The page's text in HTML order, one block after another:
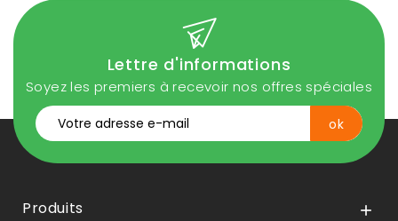
Lettre d'informations
Soyez les premiers à recevoir nos offres spéciales
Produits 